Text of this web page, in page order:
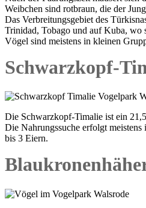
Weibchen sind rotbraun, die der
Das Verbreitungsgebiet des
Trinidad, Tobago und auf Kuba, wo
Vögel sind meistens in kleinen
Schwarzkopf-
Die Schwarzkopf-Timalie ist ein
Die Nahrungssuche erfolgt
bis 3 Eiern.